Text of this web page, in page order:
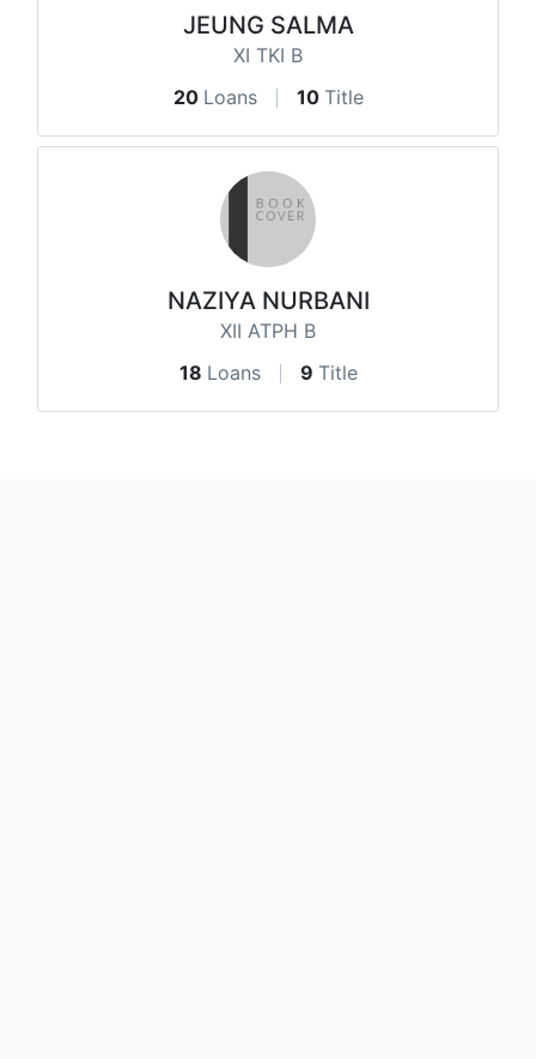
JEUNG SALMA
XI TKI B
20 Loans 10 Title
NAZIYA NURBANI
XII ATPH B
18 Loans 9 Title